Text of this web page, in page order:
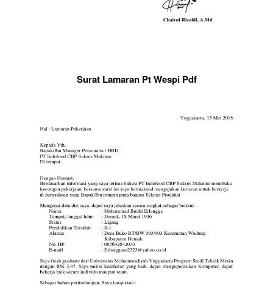
Surat Lamaran Pt Wespi Pdf